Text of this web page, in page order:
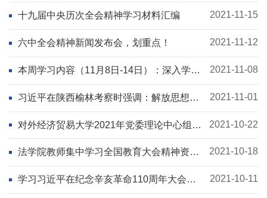
十九届中央历次全会精神学习材料汇编 2021-11-15
六中全会精神新闻发布会，划重点！ 2021-11-12
本周学习内容（11月8日-14日）：深入学习
贯彻落实十九届六中全会精神
2021-11-08
习近平在陕西榆林考察时强调：解放思想改
革创新再接再厉 谱写陕西高质量发展新篇章
2021-11-01
对外经济贸易大学2021年党委理论中心组、
师生政治理论学习第15期
2021-10-22
法学院教师集中学习全国教育大会精神资料
汇编
2021-10-18
学习习近平在纪念辛亥革命110周年大会上
的讲话材料
2021-10-11